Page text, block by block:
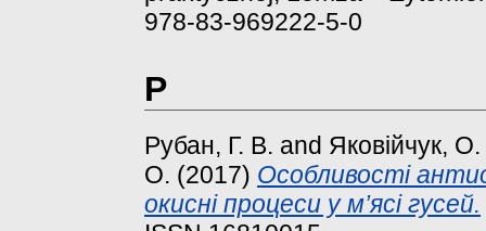
978-83-969222-5-0
Р
Рубан, Г. В. and Яковійчук,
О. (2017) Особливості
окисні процеси у м’ясі гусей.